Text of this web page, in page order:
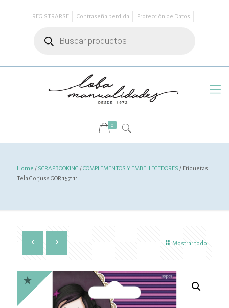
REGISTRARSE Contraseña perdida
Protección de Datos
productos
0
Home / SCRAPBOOKING /COMPLEMENTOS Y EMBELLECEDORES / Etiquetas
Tela Gorjuss GOR 157111
Mostrar todo